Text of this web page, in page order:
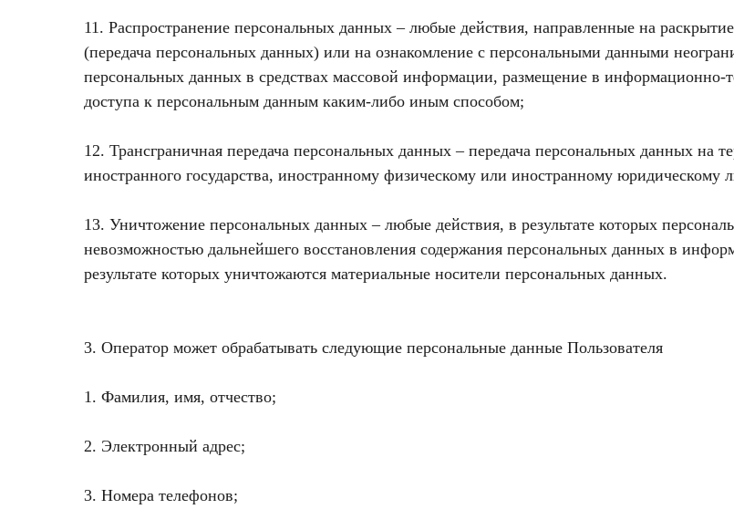
11. Распространение персональных данных – любые действия, направленные на
(передача персональных данных) или на ознакомление с персональными данными
персональных данных в средствах массовой информации, размещение в информационно-
доступа к персональным данным каким-либо иным способом;
12. Трансграничная передача персональных данных – передача персональных данных на
иностранного государства, иностранному физическому или иностранному юридическому
13. Уничтожение персональных данных – любые действия, в результате которых
невозможностью дальнейшего восстановления содержания персональных данных в
результате которых уничтожаются материальные носители персональных данных.
3. Оператор может обрабатывать следующие персональные данные Пользователя
1. Фамилия, имя, отчество;
2. Электронный адрес;
3. Номера телефонов;